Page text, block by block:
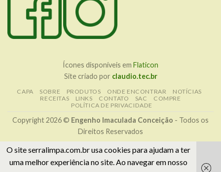
Ícones disponíveis em Flaticon
Site criado por claudio.tec.br
CAPA SOBRE PRODUTOS ONDE ENCONTRAR
NOTÍCIAS
RECEITAS
LINKS CONTATO SAC
COMPRE
POLÍTICA DE PRIVACIDADE
Copyright 2026 © Engenho Imaculada Conceição - Todos os
Direitos Reservados
O site serralimpa.com.br usa cookies para ajudam a ter
uma melhor experiência no site. Ao navegar em nosso